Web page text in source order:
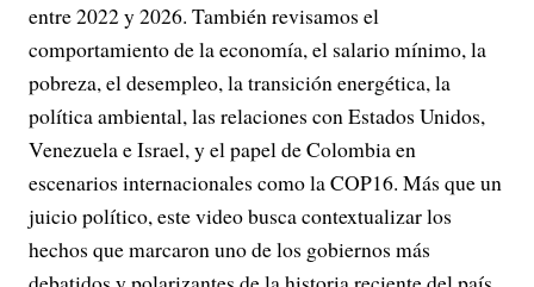
entre 2022 y 2026. También revisamos el
comportamiento de la economía, el salario mínimo, la
pobreza, el desempleo, la transición energética, la
política ambiental, las relaciones con Estados Unidos,
Venezuela e Israel, y el papel de Colombia en
escenarios internacionales como la COP16. Más que un
juicio político, este video busca contextualizar los
hechos que marcaron uno de los gobiernos más